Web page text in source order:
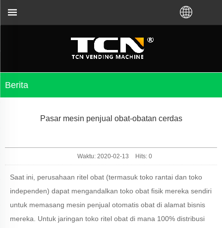
Berita
Pasar mesin penjual obat-obatan cerdas
Waktu: 2020-02-13 Hits: 0
Saat ini, perusahaan ritel obat (termasuk toko rantai dan toko
independen) dapat mengandalkan toko obat fisik mereka sendiri
untuk memasang mesin penjual otomatis obat di alamat bisnis
mereka. Untuk jaringan toko ritel obat di mana 100% distribusi
masalah mesin penjual otomatis tidak peduli